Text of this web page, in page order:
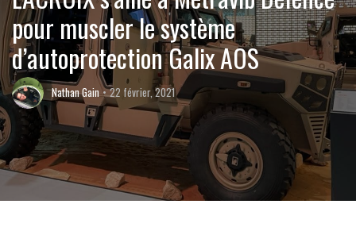
pour muscler le système
d’autoprotection Galix AOS
Nathan Gain 22 février, 2021